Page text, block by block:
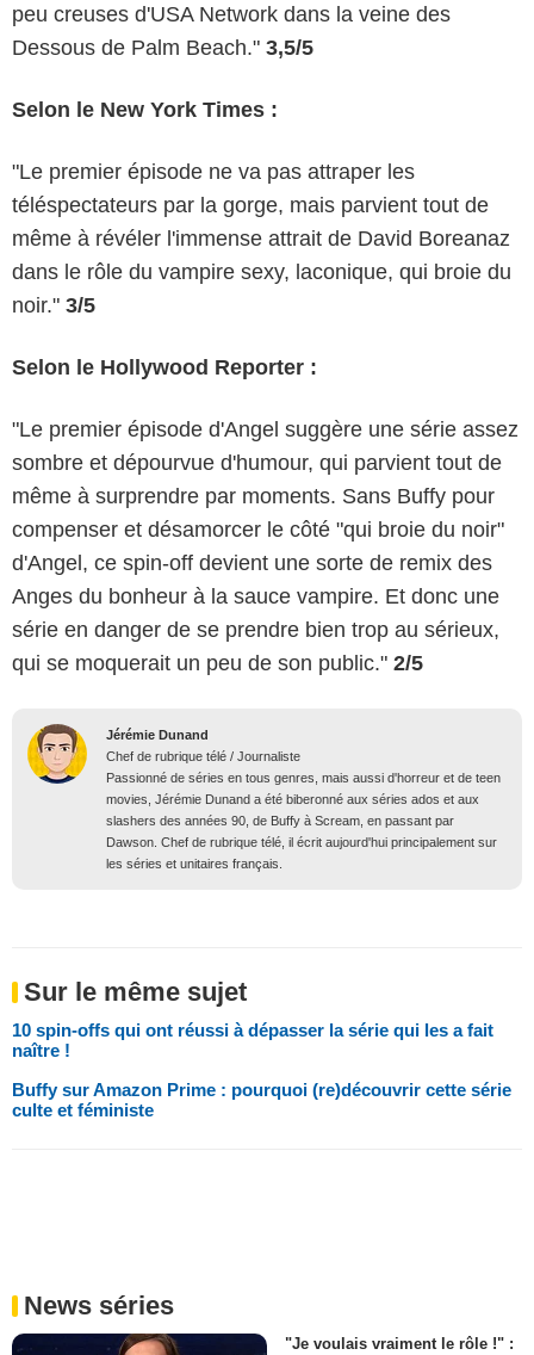
peu creuses d'USA Network dans la veine des
Dessous de Palm Beach." 3,5/5
Selon le New York Times :
"Le premier épisode ne va pas attraper les
téléspectateurs par la gorge, mais parvient tout de
même à révéler l'immense attrait de David Boreanaz
dans le rôle du vampire sexy, laconique, qui broie du
noir." 3/5
Selon le Hollywood Reporter :
"Le premier épisode d'Angel suggère une série assez
sombre et dépourvue d'humour, qui parvient tout de
même à surprendre par moments. Sans Buffy pour
compenser et désamorcer le côté "qui broie du noir"
d'Angel, ce spin-off devient une sorte de remix des
Anges du bonheur à la sauce vampire. Et donc une
série en danger de se prendre bien trop au sérieux,
qui se moquerait un peu de son public." 2/5
Jérémie Dunand
Chef de rubrique télé / Journaliste
Passionné de séries en tous genres, mais aussi d'horreur et de teen
movies, Jérémie Dunand a été biberonné aux séries ados et aux
slashers des années 90, de Buffy à Scream, en passant par
Dawson. Chef de rubrique télé, il écrit aujourd'hui principalement sur
les séries et unitaires français.
Sur le même sujet
10 spin-offs qui ont réussi à dépasser la série qui les a fait
naître !
Buffy sur Amazon Prime : pourquoi (re)découvrir cette série
culte et féministe
News séries
"Je voulais vraiment le rôle !" :